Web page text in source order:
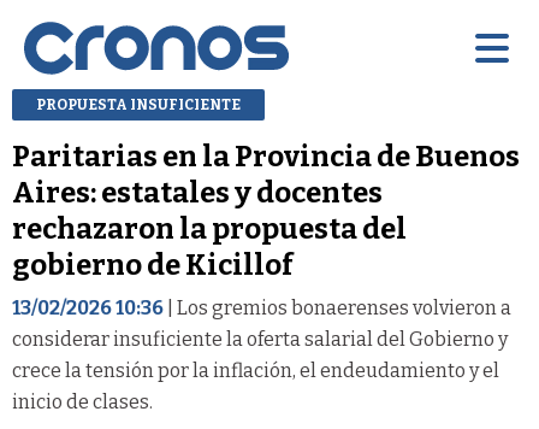
PROPUESTA INSUFICIENTE
Paritarias en la Provincia de Buenos
Aires: estatales y docentes
rechazaron la propuesta del
gobierno de Kicillof
13/02/2026 10:36 | Los gremios bonaerenses volvieron a
considerar insuficiente la oferta salarial del Gobierno y
crece la tensión por la inflación, el endeudamiento y el
inicio de clases.